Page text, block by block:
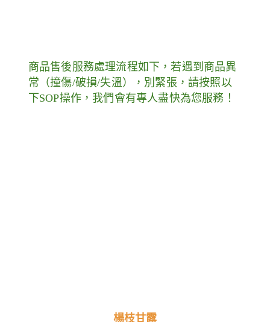
商品售後服務處理流程如下，若遇到商品異
常（撞傷/破損/失溫），別緊張，請按照以
下SOP操作，我們會有專人盡快為您服務！
楊枝甘露